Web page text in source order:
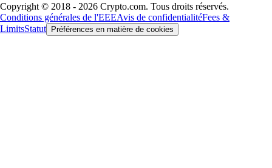
Copyright © 2018 - 2026 Crypto.com. Tous droits réservés.
Conditions générales de l'EEEAvis de confidentialitéFees &
LimitsStatut Préférences en matière de cookies